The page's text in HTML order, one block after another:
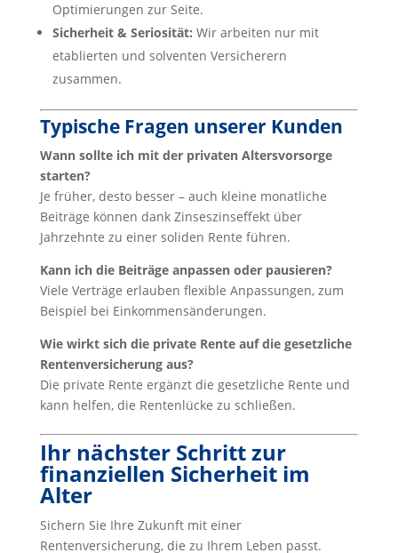
Optimierungen zur Seite.
Sicherheit & Seriosität: Wir arbeiten nur mit
etablierten und solventen Versicherern
zusammen.
Typische Fragen unserer Kunden
Wann sollte ich mit der privaten Altersvorsorge
starten?
Je früher, desto besser – auch kleine monatliche
Beiträge können dank Zinseszinseffekt über
Jahrzehnte zu einer soliden Rente führen.
Kann ich die Beiträge anpassen oder pausieren?
Viele Verträge erlauben flexible Anpassungen, zum
Beispiel bei Einkommensänderungen.
Wie wirkt sich die private Rente auf die gesetzliche
Rentenversicherung aus?
Die private Rente ergänzt die gesetzliche Rente und
kann helfen, die Rentenlücke zu schließen.
Ihr nächster Schritt zur
finanziellen Sicherheit im
Alter
Sichern Sie Ihre Zukunft mit einer
Rentenversicherung, die zu Ihrem Leben passt.